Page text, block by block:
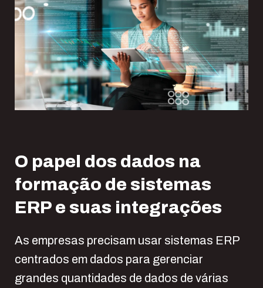
O papel dos dados na
formação de sistemas
ERP e suas integrações
As empresas precisam usar sistemas ERP
centrados em dados para gerenciar
grandes quantidades de dados de várias